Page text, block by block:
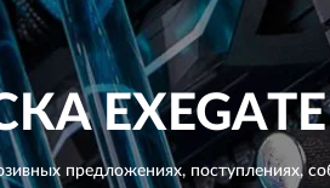
EXEGATE
предложениях,поступлениях,